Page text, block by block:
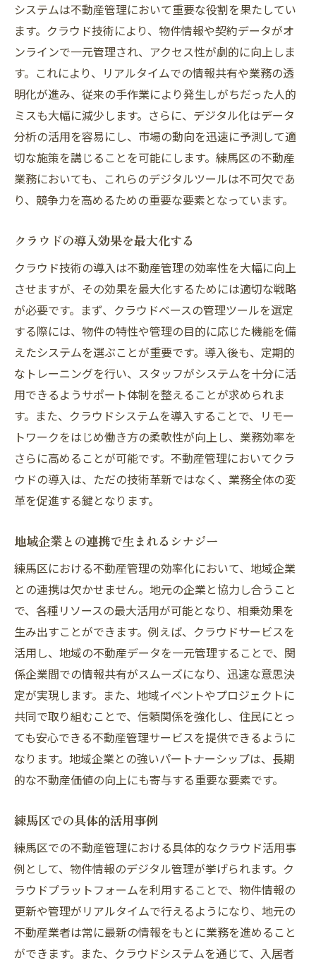
システムは不動産管理において重要な役割を果たしてい
ます。クラウド技術により、物件情報や契約データがオ
ンラインで一元管理され、アクセス性が劇的に向上しま
す。これにより、リアルタイムでの情報共有や業務の透
明化が進み、従来の手作業により発生しがちだった人的
ミスも大幅に減少します。さらに、デジタル化はデータ
分析の活用を容易にし、市場の動向を迅速に予測して適
切な施策を講じることを可能にします。練馬区の不動産
業務においても、これらのデジタルツールは不可欠であ
り、競争力を高めるための重要な要素となっています。
クラウドの導入効果を最大化する
クラウド技術の導入は不動産管理の効率性を大幅に向上
させますが、その効果を最大化するためには適切な戦略
が必要です。まず、クラウドベースの管理ツールを選定
する際には、物件の特性や管理の目的に応じた機能を備
えたシステムを選ぶことが重要です。導入後も、定期的
なトレーニングを行い、スタッフがシステムを十分に活
用できるようサポート体制を整えることが求められま
す。また、クラウドシステムを導入することで、リモー
トワークをはじめ働き方の柔軟性が向上し、業務効率を
さらに高めることが可能です。不動産管理においてクラ
ウドの導入は、ただの技術革新ではなく、業務全体の変
革を促進する鍵となります。
地域企業との連携で生まれるシナジー
練馬区における不動産管理の効率化において、地域企業
との連携は欠かせません。地元の企業と協力し合うこと
で、各種リソースの最大活用が可能となり、相乗効果を
生み出すことができます。例えば、クラウドサービスを
活用し、地域の不動産データを一元管理することで、関
係企業間での情報共有がスムーズになり、迅速な意思決
定が実現します。また、地域イベントやプロジェクトに
共同で取り組むことで、信頼関係を強化し、住民にとっ
ても安心できる不動産管理サービスを提供できるように
なります。地域企業との強いパートナーシップは、長期
的な不動産価値の向上にも寄与する重要な要素です。
練馬区での具体的活用事例
練馬区での不動産管理における具体的なクラウド活用事
例として、物件情報のデジタル管理が挙げられます。ク
ラウドプラットフォームを利用することで、物件情報の
更新や管理がリアルタイムで行えるようになり、地元の
不動産業者は常に最新の情報をもとに業務を進めること
ができます。また、クラウドシステムを通じて、入居者